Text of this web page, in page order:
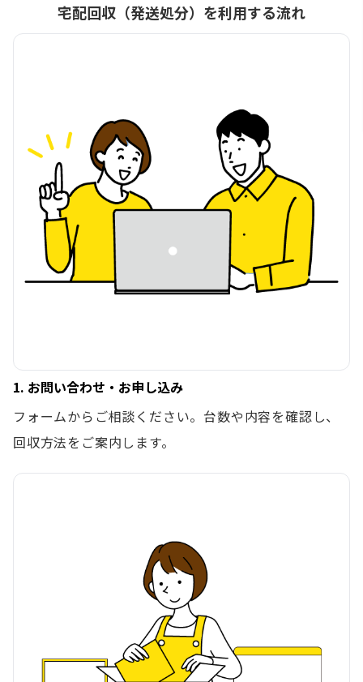
宅配回収（発送処分）を利用する流れ
1. お問い合わせ・お申し込み
フォームからご相談ください。台数や内容を確認し、
回収方法をご案内します。